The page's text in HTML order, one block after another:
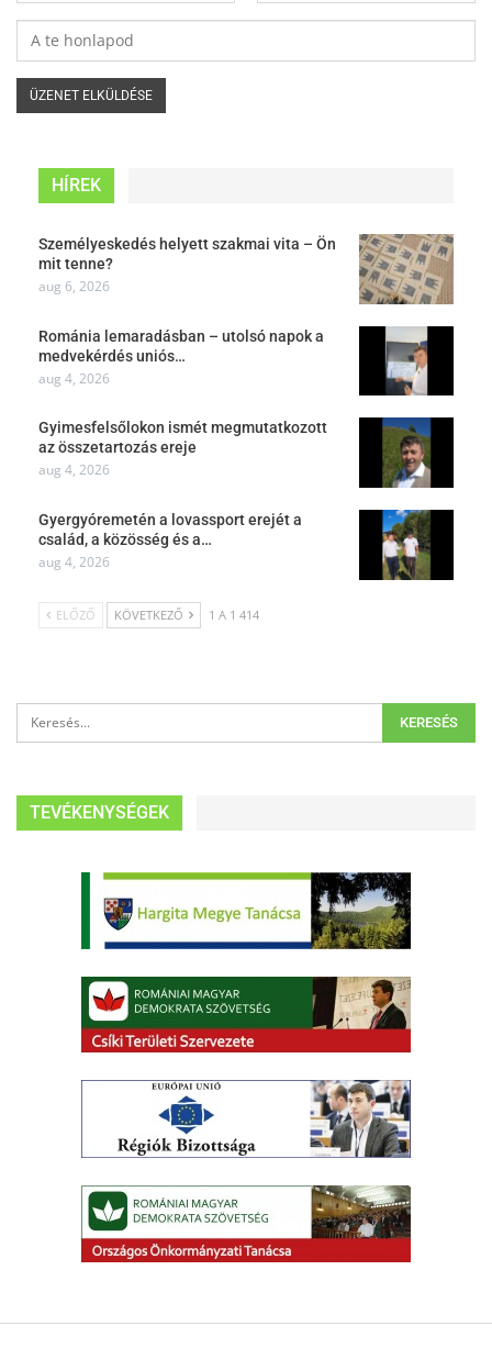
HÍREK
Személyeskedés helyett szakmai vita – Ön
mit tenne?
aug 6, 2026
Románia lemaradásban – utolsó napok a
medvekérdés uniós…
aug 4, 2026
Gyimesfelsőlokon ismét megmutatkozott
az összetartozás ereje
aug 4, 2026
Gyergyóremetén a lovassport erejét a
család, a közösség és a…
aug 4, 2026
ELŐZŐ KÖVETKEZŐ 1 A 1 414
TEVÉKENYSÉGEK